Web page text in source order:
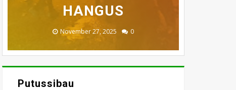
MENINGGAL DUNIA
July 05, 2026 0
HANGUS
November 27, 2025 0
BERI BANTUAN
March 26, 2025 0
DILALAP API
March 13, 2025 0
MASSA
February 18, 2025 0
Putussibau